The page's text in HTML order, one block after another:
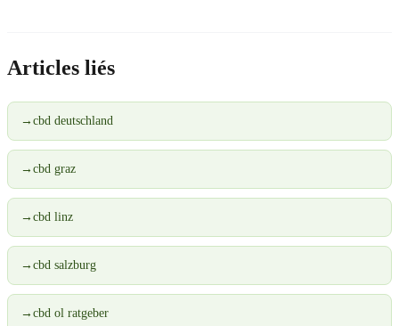
Articles liés
→ cbd deutschland
→ cbd graz
→ cbd linz
→ cbd salzburg
→ cbd ol ratgeber